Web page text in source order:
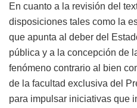
En cuanto a la revisión del
disposiciones tales como la
que apunta al deber del
pública y a la concepción de
fenómeno contrario al bien
de la facultad exclusiva del
para impulsar iniciativas que